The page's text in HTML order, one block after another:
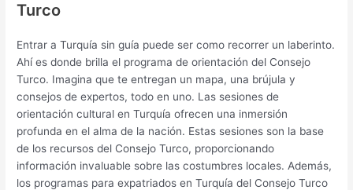
Turco
Entrar a Turquía sin guía puede ser como recorrer un laberinto.
Ahí es donde brilla el programa de orientación del Consejo
Turco. Imagina que te entregan un mapa, una brújula y
consejos de expertos, todo en uno. Las sesiones de
orientación cultural en Turquía ofrecen una inmersión
profunda en el alma de la nación. Estas sesiones son la base
de los recursos del Consejo Turco, proporcionando
información invaluable sobre las costumbres locales. Además,
los programas para expatriados en Turquía del Consejo Turco